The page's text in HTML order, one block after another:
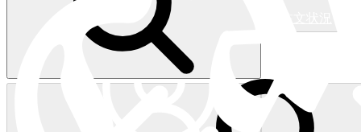
キャロウェイアパレルはこちら>>>